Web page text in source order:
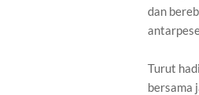
dan
Turut
bersama